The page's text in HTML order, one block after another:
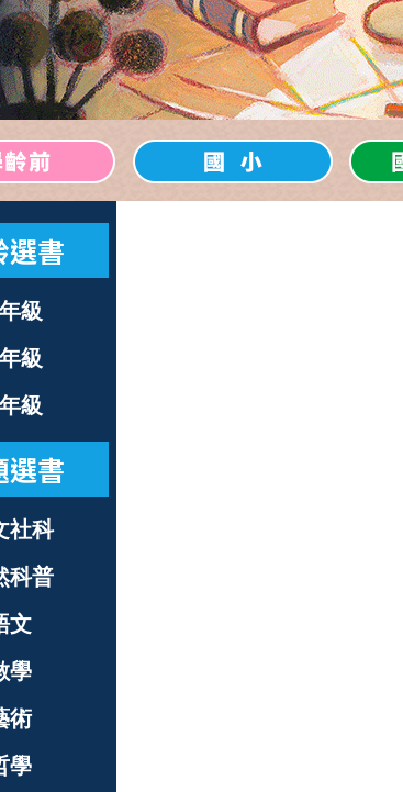
選書
級
級
級
選書
社科
科普
文
學
術
學